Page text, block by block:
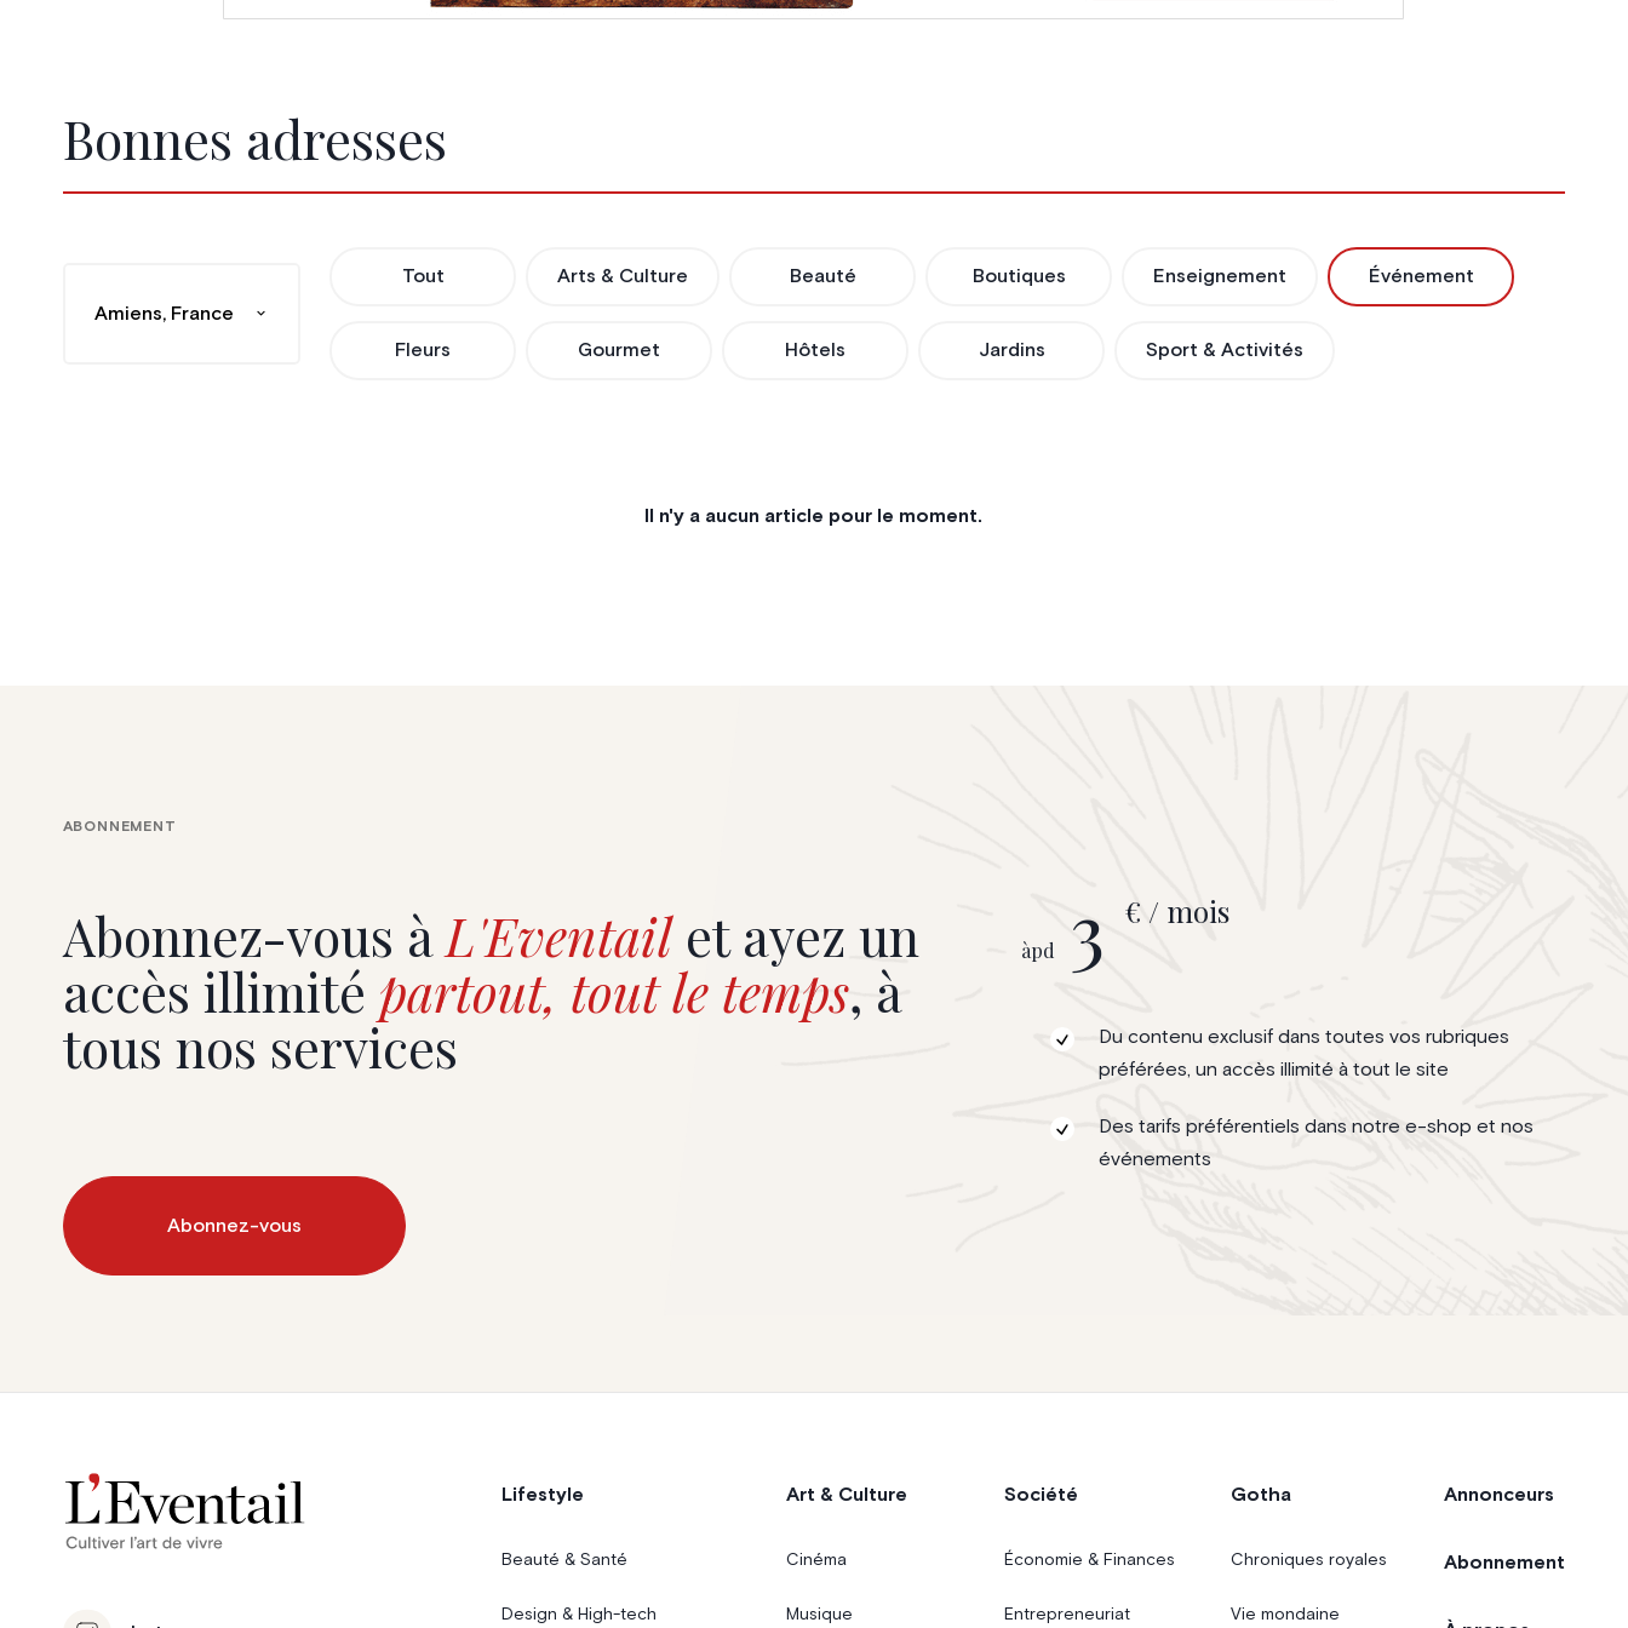
Bonnes adresses
Amiens, France
Tout Arts & Culture Beauté Boutiques Enseignement Événement
Fleurs Gourmet Hôtels Jardins Sport & Activités
Il n'y a aucun article pour le moment.
Abonnez-vous àL'Eventailet ayez un
accès illimité partout, tout le temps, à
tous nos services
ABONNEMENT
Abonnez-vous
àpd 3 € / mois
Du contenu exclusif dans toutes vos rubriques
préférées, un accès illimité à tout le site
Des tarifs préférentiels dans notre e-shop et nos
événements
Lifestyle
Beauté & Santé
Design & High-tech
Art & Culture
Cinéma
Musique
Société
Économie & Finances
Entrepreneuriat
Gotha
Chroniques royales
Vie mondaine
Annonceurs
Abonnement